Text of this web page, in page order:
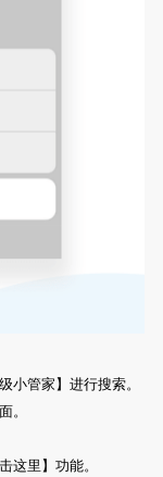
小管家】进行搜索。
。
这里】功能。